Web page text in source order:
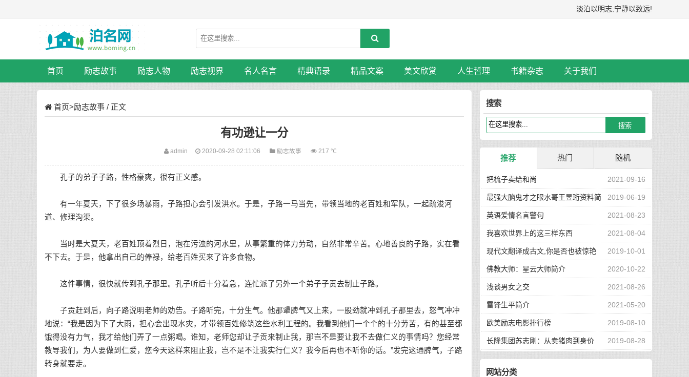
淡泊以明志,宁静以致远!
首页 励志故事 励志人物 励志视界 名人名言 精典语录 精品文案 美文欣赏 人生哲理 书籍杂志 关于我们
首页>励志故事 / 正文
有功逊让一分
admin 2020-09-28 02:11:06 励志故事 217 ℃
孔子的弟子子路，性格豪爽，很有正义感。
有一年夏天，下了很多场暴雨，子路担心会引发洪水。于是，子路一马当先，带领当地的老百姓和军队，一起疏浚河
道、修理沟渠。
当时是大夏天，老百姓顶着烈日，泡在污浊的河水里，从事繁重的体力劳动，自然非常辛苦。心地善良的子路，实在看
不下去。于是，他拿出自己的俸禄，给老百姓买来了许多食物。
这件事情，很快就传到孔子那里。孔子听后十分着急，连忙派了另外一个弟子子贡去制止子路。
子贡赶到后，向子路说明老师的劝告。子路听完，十分生气。他那犟脾气又上来，一股劲就冲到孔子那里去，怒气冲冲
地说：“我是因为下了大雨，担心会出现水灾，才带领百姓修筑这些水利工程的。我看到他们一个个的十分劳苦，有的甚至都
饿得没有力气，我才给他们弄了一点粥喝。谁知，老师您却让子贡来制止我，那岂不是要让我不去做仁义的事情吗？您经常
教导我们，为人要做到仁爱，您今天这样来阻止我，岂不是不让我实行仁义？我今后再也不听你的话。”发完这通脾气，子路
转身就要走。
搜索
推荐 热门 随机
2021-09-16
把梳子卖给和尚
2019-06-19
最强大脑鬼才之眼水哥王昱珩资料简
介 2021-08-23
英语爱情名言警句
2021-08-04
我喜欢世界上的这三样东西
2019-10-01
现代文翻译成古文,你是否也被惊艳
到了 2020-10-22
佛教大师：星云大师简介
2021-08-26
浅谈男女之交
2021-05-20
雷锋生平简介
2019-08-10
欧美励志电影排行榜
2019-08-28
长隆集团苏志刚：从卖猪肉到身价
130亿，他的秘诀是？
网站分类